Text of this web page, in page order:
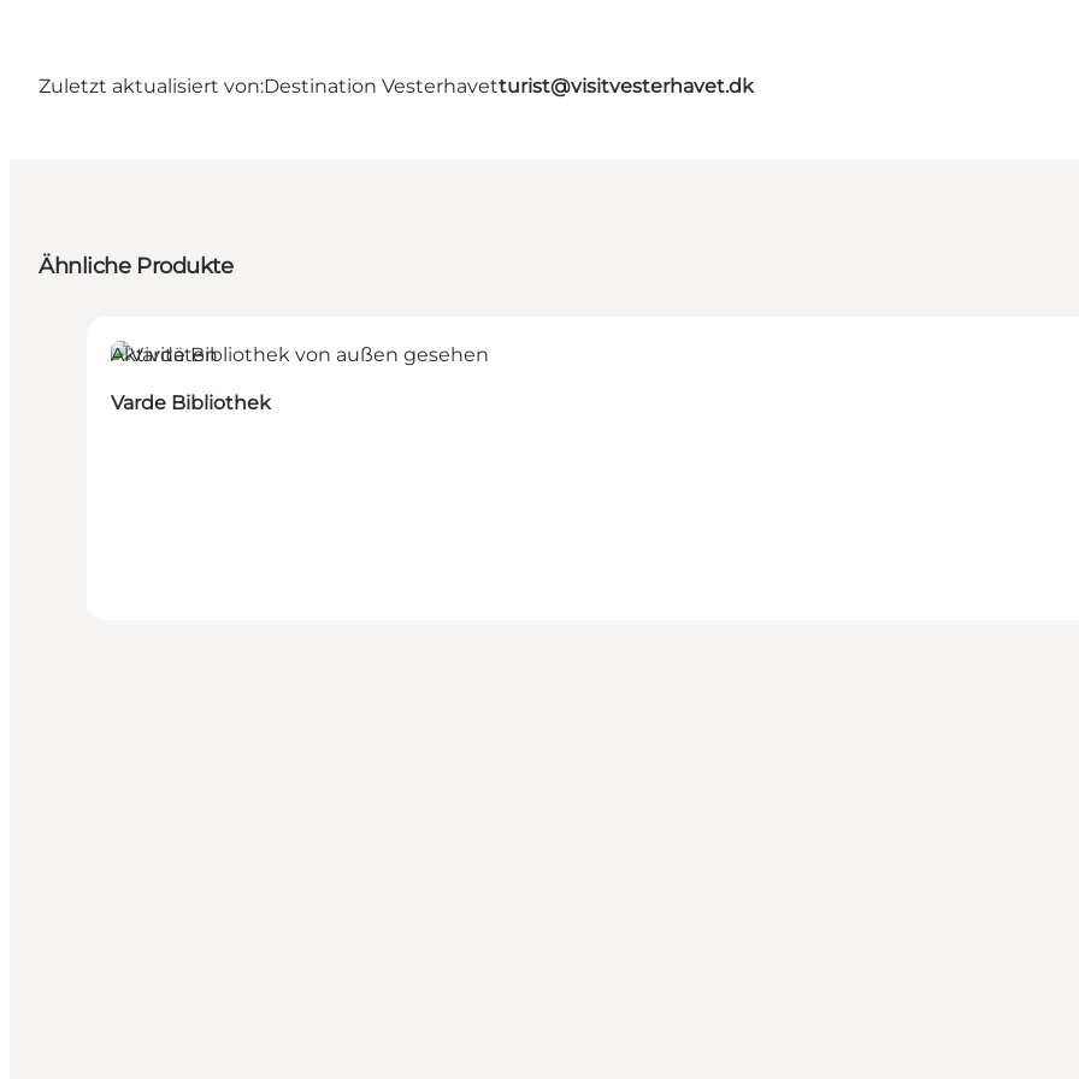
Zuletzt aktualisiert von:Destination Vesterhavetturist@visitvesterhavet.dk
Ähnliche Produkte
Aktivitäten
Varde Bibliothek